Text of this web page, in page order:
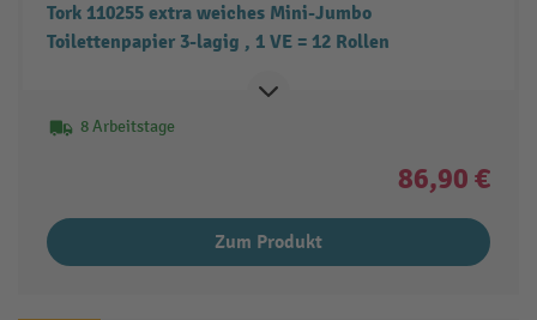
Tork 110255 extra weiches Mini-Jumbo
Toilettenpapier 3-lagig , 1 VE = 12 Rollen
8 Arbeitstage
86,90 €
Zum Produkt